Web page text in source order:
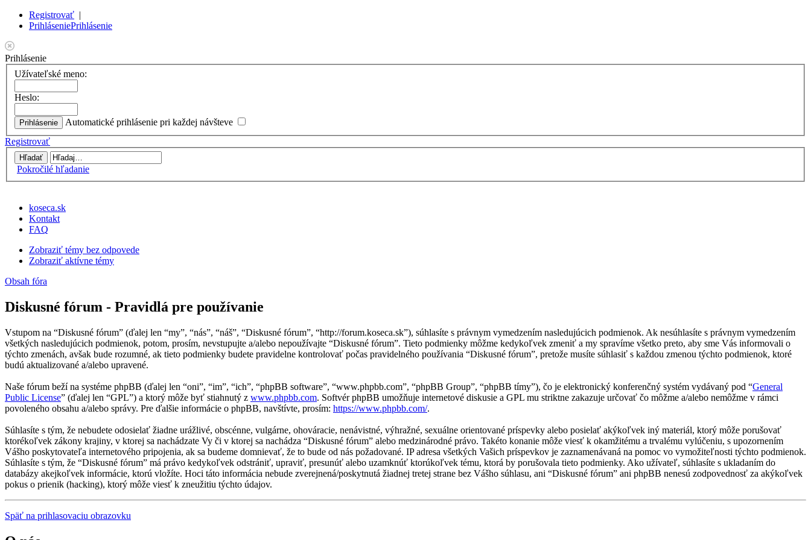
Registrovať |
PrihláseniePrihlásenie
Prihlásenie
Užívateľské meno:
Heslo:
Automatické prihlásenie pri každej návšteve
Registrovať
Pokročilé hľadanie
koseca.sk
Kontakt
FAQ
Zobraziť témy bez odpovede
Zobraziť aktívne témy
Obsah fóra
Diskusné fórum - Pravidlá pre používanie
Vstupom na “Diskusné fórum” (ďalej len “my”, “nás”, “náš”, “Diskusné fórum”, “http://forum.koseca.sk”), súhlasíte s právnym vymedzením nasledujúcich podmienok. Ak nesúhlasíte s právnym vymedzením
všetkých nasledujúcich podmienok, potom, prosím, nevstupujte a/alebo nepoužívajte “Diskusné fórum”. Tieto podmienky môžme kedykoľvek zmeniť a my spravíme všetko preto, aby sme Vás informovali o
týchto zmenách, avšak bude rozumné, ak tieto podmienky budete pravidelne kontrolovať počas pravidelného používania “Diskusné fórum”, pretože musíte súhlasiť s každou zmenou týchto podmienok, ktoré
budú aktualizované a/alebo upravené.
Naše fórum beží na systéme phpBB (ďalej len “oni”, “im”, “ich”, “phpBB software”, “www.phpbb.com”, “phpBB Group”, “phpBB tímy”), čo je elektronický konferenčný systém vydávaný pod “General
Public License” (ďalej len “GPL”) a ktorý môže byť stiahnutý z www.phpbb.com. Softvér phpBB umožňuje internetové diskusie a GPL mu striktne zakazuje určovať čo môžme a/alebo nemôžme v rámci
povoleného obsahu a/alebo správy. Pre ďalšie informácie o phpBB, navštívte, prosím: https://www.phpbb.com/.
Súhlasíte s tým, že nebudete odosielať žiadne urážlivé, obscénne, vulgárne, ohováracie, nenávistné, výhražné, sexuálne orientované príspevky alebo posielať akýkoľvek iný materiál, ktorý môže porušovať
ktorékoľvek zákony krajiny, v ktorej sa nachádzate Vy či v ktorej sa nachádza “Diskusné fórum” alebo medzinárodné právo. Takéto konanie môže viesť k okamžitému a trvalému vylúčeniu, s upozornením
Vášho poskytovateľa internetového pripojenia, ak sa budeme domnievať, že to bude od nás požadované. IP adresa všetkých Vašich príspevkov je zaznamenávaná na pomoc vo vymožiteľnosti týchto podmienok.
Súhlasíte s tým, že “Diskusné fórum” má právo kedykoľvek odstrániť, upraviť, presunúť alebo uzamknúť ktorúkoľvek tému, ktorá by porušovala tieto podmienky. Ako užívateľ, súhlasíte s ukladaním do
databázy akejkoľvek informácie, ktorú vložíte. Hoci táto informácia nebude zverejnená/poskytnutá žiadnej tretej strane bez Vášho súhlasu, ani “Diskusné fórum” ani phpBB nenesú zodpovednosť za akýkoľvek
pokus o prienik (hacking), ktorý môže viesť k zneužitiu týchto údajov.
Späť na prihlasovaciu obrazovku